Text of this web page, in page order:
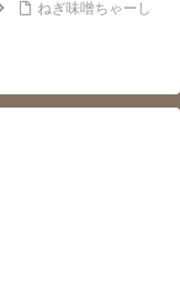
ねぎ味噌ちゃーし